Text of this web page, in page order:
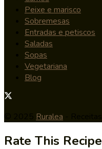
Peixe e marisco
Sobremesas
Entradas e petiscos
Saladas
Sopas
Vegetariana
Blog
Ruralea
Rate This Recipe